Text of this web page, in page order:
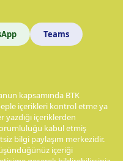
Teams
kapsamında BTK
içerikleri kontrol etme ya
içeriklerden
kabul etmiş
bilgi paylaşım merkezidir.
içeriği